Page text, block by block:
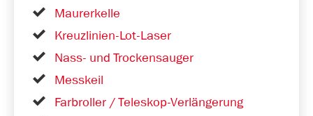
Maurerkelle
Kreuzlinien-Lot-Laser
Nass- und Trockensauger
Messkeil
Farbroller / Teleskop-Verlängerung